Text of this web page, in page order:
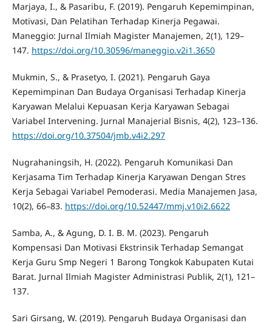
Marjaya, I., & Pasaribu, F. (2019). Pengaruh Kepemimpinan,
Motivasi, Dan Pelatihan Terhadap Kinerja Pegawai.
Maneggio: Jurnal Ilmiah Magister Manajemen, 2(1), 129–
147. https://doi.org/10.30596/maneggio.v2i1.3650
Mukmin, S., & Prasetyo, I. (2021). Pengaruh Gaya
Kepemimpinan Dan Budaya Organisasi Terhadap Kinerja
Karyawan Melalui Kepuasan Kerja Karyawan Sebagai
Variabel Intervening. Jurnal Manajerial Bisnis, 4(2), 123–136.
https://doi.org/10.37504/jmb.v4i2.297
Nugrahaningsih, H. (2022). Pengaruh Komunikasi Dan
Kerjasama Tim Terhadap Kinerja Karyawan Dengan Stres
Kerja Sebagai Variabel Pemoderasi. Media Manajemen Jasa,
10(2), 66–83. https://doi.org/10.52447/mmj.v10i2.6622
Samba, A., & Agung, D. I. B. M. (2023). Pengaruh
Kompensasi Dan Motivasi Ekstrinsik Terhadap Semangat
Kerja Guru Smp Negeri 1 Barong Tongkok Kabupaten Kutai
Barat. Jurnal Ilmiah Magister Administrasi Publik, 2(1), 121–
137.
Sari Girsang, W. (2019). Pengaruh Budaya Organisasi dan